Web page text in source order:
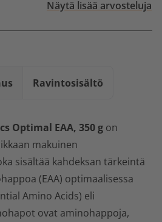
Näytä lisää arvosteluja
Ravintosisältö
Optimal EAA, 350 g on
makuinen
sisältää kahdeksan tärkeintä
(EAA) optimaalisessa
Amino Acids) eli
ovat aminohappoja,